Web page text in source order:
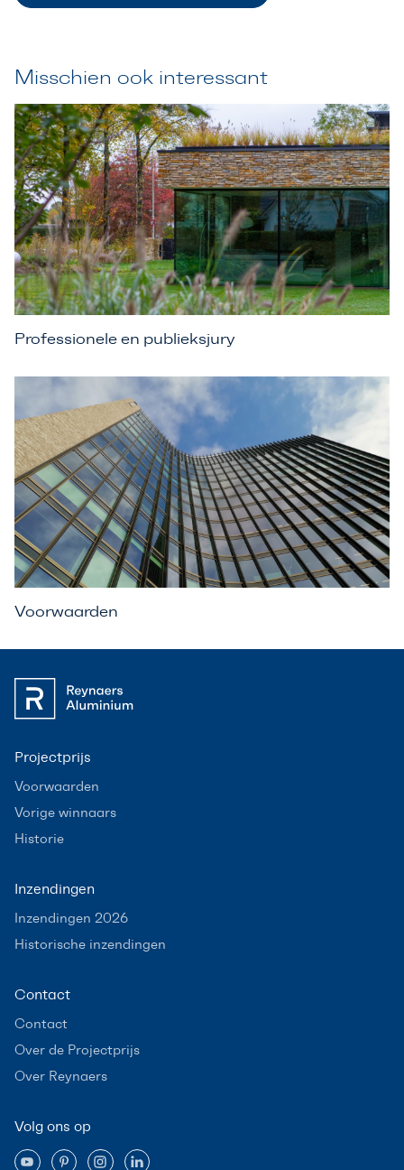
Misschien ook interessant
Professionele en publieksjury
Voorwaarden
Projectprijs
Voorwaarden
Vorige winnaars
Historie
Inzendingen
Inzendingen 2026
Historische inzendingen
Contact
Contact
Over de Projectprijs
Over Reynaers
Volg ons op